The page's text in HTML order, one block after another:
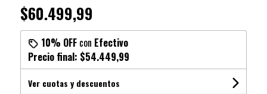
$60.499,99
10% OFFcon Efectivo
Precio final: $54.449,99
Ver cuotas y descuentos